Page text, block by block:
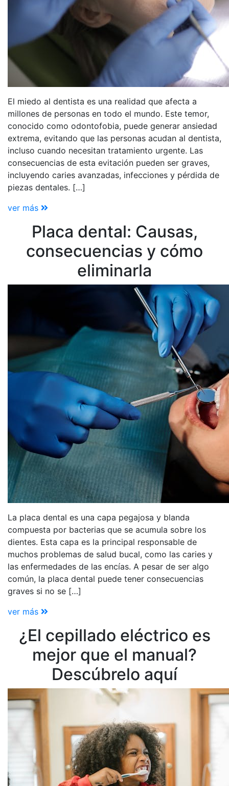
El miedo al dentista es una realidad que afecta a
millones de personas en todo el mundo. Este temor,
conocido como odontofobia, puede generar ansiedad
extrema, evitando que las personas acudan al dentista,
incluso cuando necesitan tratamiento urgente. Las
consecuencias de esta evitación pueden ser graves,
incluyendo caries avanzadas, infecciones y pérdida de
piezas dentales. […]
ver más
Placa dental: Causas,
consecuencias y cómo
eliminarla
La placa dental es una capa pegajosa y blanda
compuesta por bacterias que se acumula sobre los
dientes. Esta capa es la principal responsable de
muchos problemas de salud bucal, como las caries y
las enfermedades de las encías. A pesar de ser algo
común, la placa dental puede tener consecuencias
graves si no se […]
ver más
¿El cepillado eléctrico es
mejor que el manual?
Descúbrelo aquí